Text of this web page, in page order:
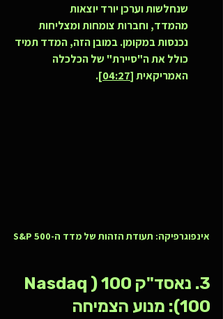
שנחלשות וערכן יורד יוצאות
מהמדד, וחברות צומחות ומצליחות
נכנסות במקומן. במובן הזה, המדד תמיד
כולל את ה"סיירת" של הכלכלה
האמריקאית [04:27]
.
אינפוגרפיקה: תעודת הזהות של מדד ה-S&P 500
3. נאסד"ק 100 (Nasdaq
100): מנוע הצמיחה